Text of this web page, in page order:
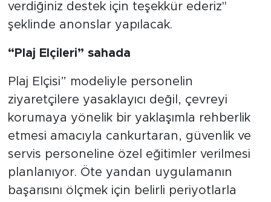
verdiğiniz destek için teşekkür ederiz"
şeklinde anonslar yapılacak.
“Plaj Elçileri” sahada
Plaj Elçisi” modeliyle personelin
ziyaretçilere yasaklayıcı değil, çevreyi
korumaya yönelik bir yaklaşımla rehberlik
etmesi amacıyla cankurtaran, güvenlik ve
servis personeline özel eğitimler verilmesi
planlanıyor. Öte yandan uygulamanın
başarısını ölçmek için belirli periyotlarla